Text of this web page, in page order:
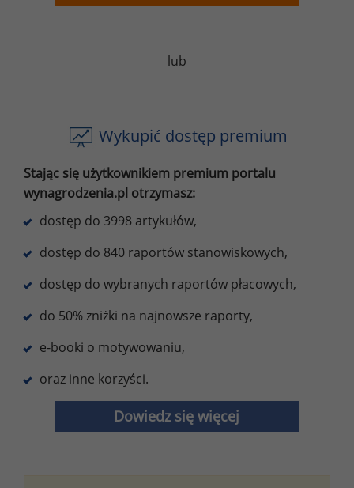
lub
Wykupić dostęp premium
Stając się użytkownikiem premium portalu
wynagrodzenia.pl otrzymasz:
dostęp do 3998 artykułów,
dostęp do 840 raportów stanowiskowych,
dostęp do wybranych raportów płacowych,
do 50% zniżki na najnowsze raporty,
e-booki o motywowaniu,
oraz inne korzyści.
Dowiedz się więcej